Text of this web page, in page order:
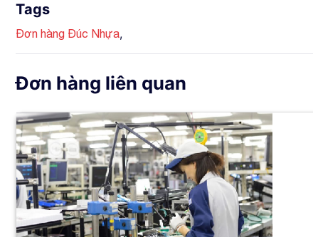
Tags
Đơn hàng Đúc Nhựa,
Đơn hàng liên quan